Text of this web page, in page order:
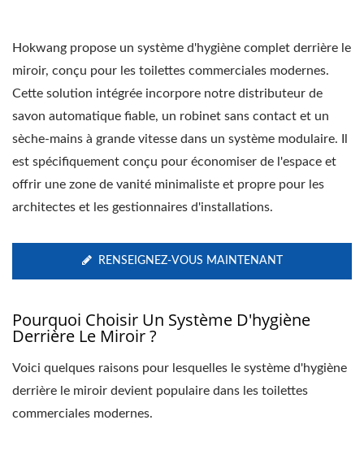
Hokwang propose un système d'hygiène complet derrière le
miroir, conçu pour les toilettes commerciales modernes.
Cette solution intégrée incorpore notre distributeur de
savon automatique fiable, un robinet sans contact et un
sèche-mains à grande vitesse dans un système modulaire. Il
est spécifiquement conçu pour économiser de l'espace et
offrir une zone de vanité minimaliste et propre pour les
architectes et les gestionnaires d'installations.
RENSEIGNEZ-VOUS MAINTENANT
Pourquoi Choisir Un Système D'hygiène
Derrière Le Miroir ?
Voici quelques raisons pour lesquelles le système d'hygiène
derrière le miroir devient populaire dans les toilettes
commerciales modernes.